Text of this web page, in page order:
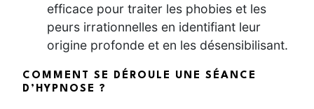
efficace pour traiter les phobies et les
peurs irrationnelles en identifiant leur
origine profonde et en les désensibilisant.
COMMENT SE DÉROULE UNE SÉANCE
D’HYPNOSE ?